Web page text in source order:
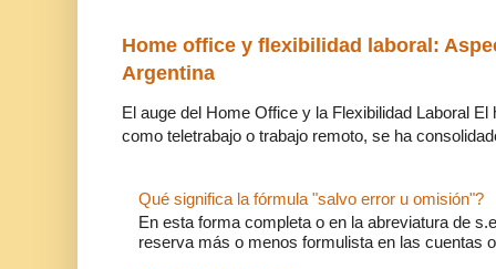
Home office y flexibilidad laboral:
Argentina
El auge del Home Office y la Flexibilidad Laboral
como teletrabajo o trabajo remoto, se ha
Qué significa la fórmula "salvo error u omisión"?
En esta forma completa o en la abreviatura de
reserva más o menos formulista en las cuentas